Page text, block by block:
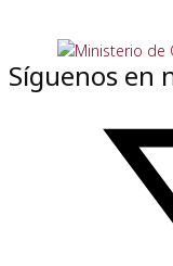
Síguenos en